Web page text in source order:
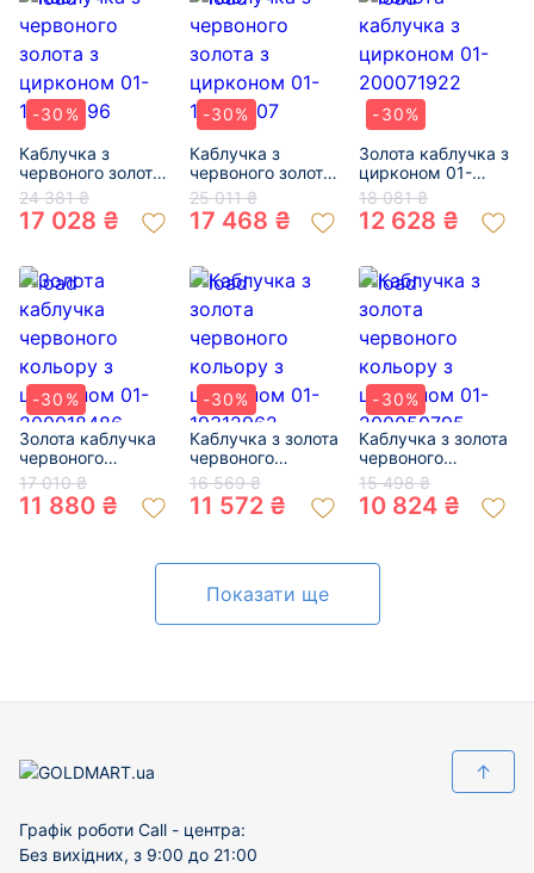
-30%
Каблучка з
червоного золота
з цирконом 01-
19280396
24 381 ₴
17 028 ₴
-30%
Каблучка з
червоного золота
з цирконом 01-
19273207
25 011 ₴
17 468 ₴
-30%
Золота каблучка з
цирконом 01-
200071922
18 081 ₴
12 628 ₴
-30%
Золота каблучка
червоного
кольору з
цирконом 01-
200018486
17 010 ₴
11 880 ₴
-30%
Каблучка з золота
червоного
кольору з
цирконом 01-
19312962
16 569 ₴
11 572 ₴
-30%
Каблучка з золота
червоного
кольору з
цирконом 01-
200050795
15 498 ₴
10 824 ₴
Показати ще
↑
Графік роботи Call - центра:
Без вихідних, з 9:00 до 21:00